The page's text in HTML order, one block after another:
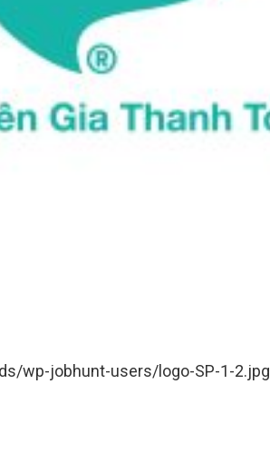
wp-jobhunt-users/logo-SP-1-2.jpg